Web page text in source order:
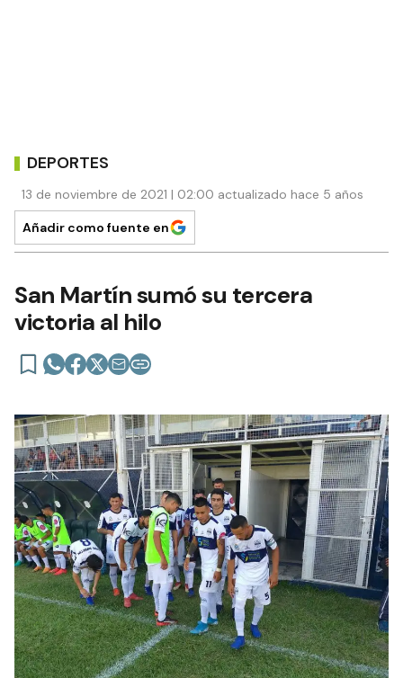
DEPORTES
13 de noviembre de 2021 | 02:00 actualizado hace 5 años
Añadir como fuente en
San Martín sumó su tercera
victoria al hilo